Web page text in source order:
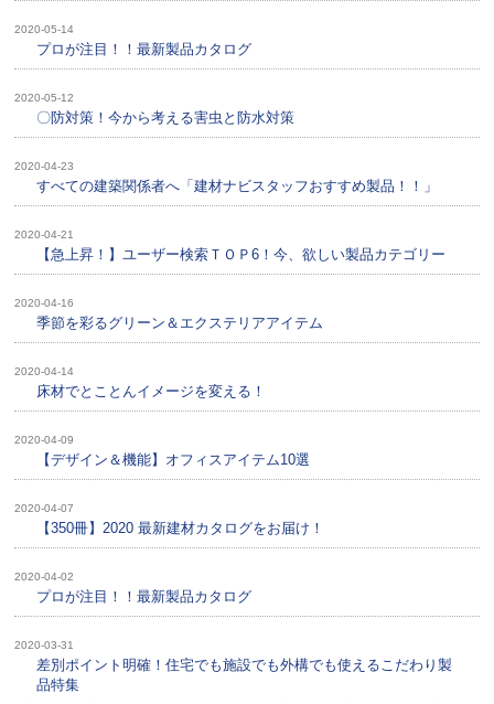
2020-05-14
プロが注目！！最新製品カタログ
2020-05-12
〇防対策！今から考える害虫と防水対策
2020-04-23
すべての建築関係者へ「建材ナビスタッフおすすめ製品！！」
2020-04-21
【急上昇！】ユーザー検索ＴＯＰ6！今、欲しい製品カテゴリー
2020-04-16
季節を彩るグリーン＆エクステリアアイテム
2020-04-14
床材でとことんイメージを変える！
2020-04-09
【デザイン＆機能】オフィスアイテム10選
2020-04-07
【350冊】2020 最新建材カタログをお届け！
2020-04-02
プロが注目！！最新製品カタログ
2020-03-31
差別ポイント明確！住宅でも施設でも外構でも使えるこだわり製
品特集